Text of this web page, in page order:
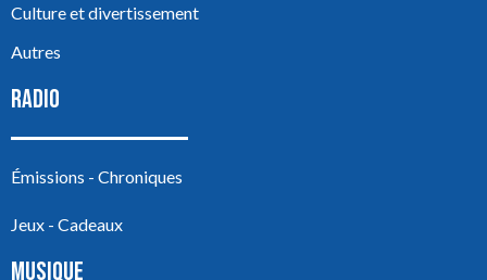
Culture et divertissement
Autres
RADIO
Émissions - Chroniques
Jeux - Cadeaux
MUSIQUE